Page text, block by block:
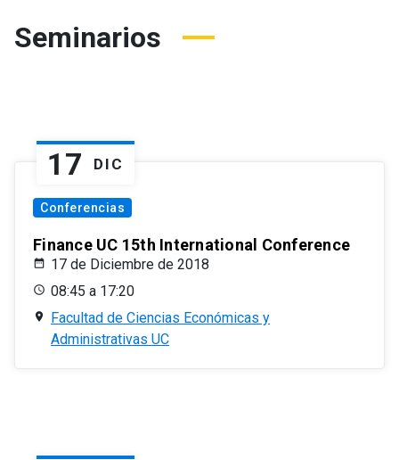
Seminarios
17 DIC
Conferencias
Finance UC 15th International Conference
17 de Diciembre de 2018
08:45 a 17:20
Facultad de Ciencias Económicas y
Administrativas UC